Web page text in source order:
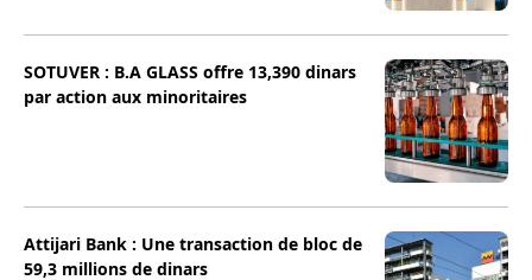
SOTUVER : B.A GLASS offre 13,390 dinars
par action aux minoritaires
Attijari Bank : Une transaction de bloc de
59,3 millions de dinars